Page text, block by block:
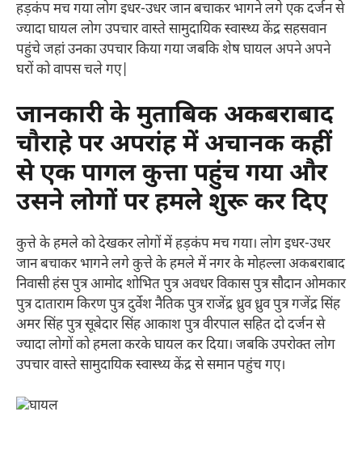
हड़कंप मच गया लोग इधर-उधर जान बचाकर भागने लगे एक दर्जन से
ज्यादा घायल लोग उपचार वास्ते सामुदायिक स्वास्थ्य केंद्र सहसवान
पहुंचे जहां उनका उपचार किया गया जबकि शेष घायल अपने अपने
घरों को वापस चले गए|
जानकारी के मुताबिक अकबराबाद
चौराहे पर अपरांह में अचानक कहीं
से एक पागल कुत्ता पहुंच गया और
उसने लोगों पर हमले शुरू कर दिए
कुत्ते के हमले को देखकर लोगों में हड़कंप मच गया। लोग इधर-उधर
जान बचाकर भागने लगे कुत्ते के हमले में नगर के मोहल्ला अकबराबाद
निवासी हंस पुत्र आमोद शोभित पुत्र अवधर विकास पुत्र सौदान ओमकार
पुत्र दाताराम किरण पुत्र दुर्वेश नैतिक पुत्र राजेंद्र ध्रुव ध्रुव पुत्र गजेंद्र सिंह
अमर सिंह पुत्र सूबेदार सिंह आकाश पुत्र वीरपाल सहित दो दर्जन से
ज्यादा लोगों को हमला करके घायल कर दिया। जबकि उपरोक्त लोग
उपचार वास्ते सामुदायिक स्वास्थ्य केंद्र से समान पहुंच गए।